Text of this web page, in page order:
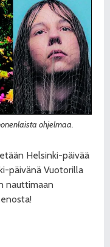
ohjelmaa.
Helsinki-päivää
päivänä Vuotorilla
nauttimaan